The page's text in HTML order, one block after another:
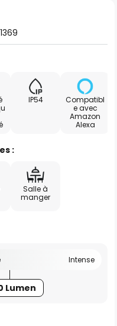
IP54
Compatibl
e avec
Amazon
Alexa
:
Salle à
manger
Intense
Lumen